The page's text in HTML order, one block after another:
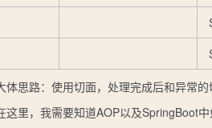
体思路：使用切面，处理完成后和异常
这里，我需要知道AOP以及SpringBoot中